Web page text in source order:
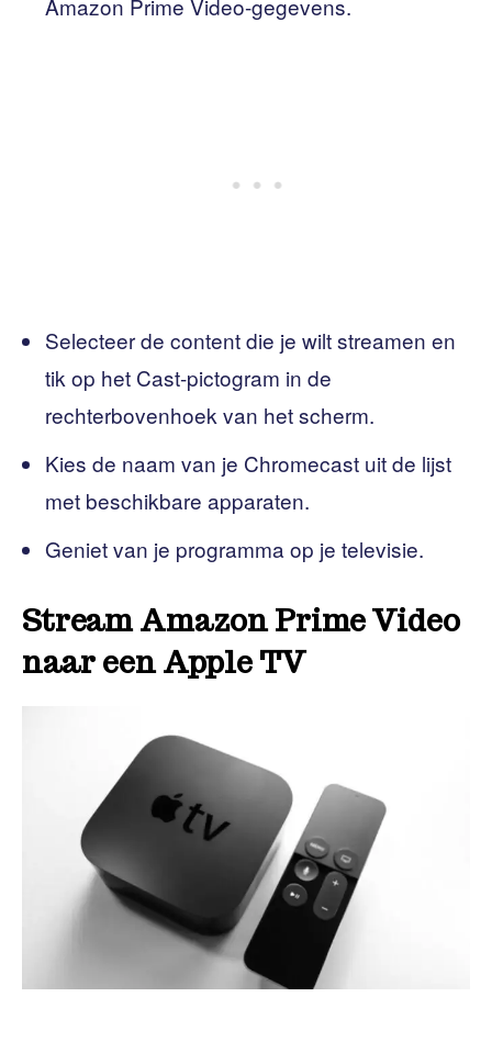
Amazon Prime Video-gegevens.
Selecteer de content die je wilt streamen en
tik op het Cast-pictogram in de
rechterbovenhoek van het scherm.
Kies de naam van je Chromecast uit de lijst
met beschikbare apparaten.
Geniet van je programma op je televisie.
Stream Amazon Prime Video
naar een Apple TV